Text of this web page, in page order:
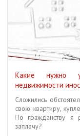
ЗЕМЕЛЬНЫЕ
НЕЖИЛОЙ ФОНД •
КРЕДИТЫ И ЗАЙМЫ •
ОПЕКА И
СОВМЕСТНАЯ И ДОЛЕВАЯ
Какие нужно
недвижимости
Сложились
свою квартиру,
По гражданству я
заплачу?